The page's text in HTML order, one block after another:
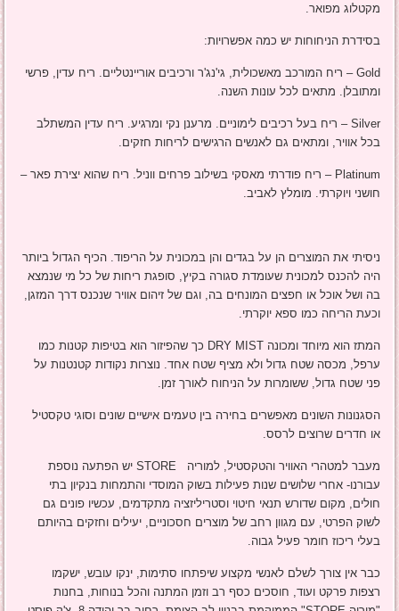
מקטלוג מפואר.
בסידרת הניחוחות יש כמה אפשרויות:
Gold – ריח המורכב מאשכולית, גי'נג'ר ורכיבים אוריינטליים. ריח עדין, פרשי
ומתובלן. מתאים לכל עונות השנה.
Silver – ריח בעל רכיבים לימוניים. מרענן נקי ומרגיע. ריח עדין המשתלב
בכל אוויר, ומתאים גם לאנשים הרגישים לריחות חזקים.
Platinum – ריח פודרתי מאסקי בשילוב פרחים ווניל. ריח שהוא יצירת פאר –
חושני ויוקרתי. מומלץ לאביב.
ניסיתי את המוצרים הן על בגדים והן במכונית על הריפוד. הכיף הגדול ביותר
היה להכנס למכונית שעומדת סגורה בקיץ, סופגת ריחות של כל מי שנמצא
בה ושל אוכל או חפצים המונחים בה, וגם של זיהום אוויר שנכנס דרך המזגן,
וכעת הריחה כמו ספא יוקרתי.
המתז הוא מיוחד ומכונה DRY MIST כך שהפיזור הוא בטיפות קטנות כמו
ערפל, מכסה שטח גדול ולא מציף שטח אחד. נוצרות נקודות קטנטנות על
פני שטח גדול, ששומרות על הניחוח לאורך זמן.
הסגנונות השונים מאפשרים בחירה בין טעמים אישיים שונים וסוגי טקסטיל
או חדרים שרוצים לרסס.
מעבר למטהרי האוויר והטקסטיל, למוריה STORE יש הפתעה נוספת
עבורנו- אחרי שלושים שנות פעילות בשוק המוסדי והתמחות בנקיון בתי
חולים, מקום שדורש תנאי חיטוי וסטריליזציה מתקדמים, עכשיו פונים גם
לשוק הפרטי, עם מגוון רחב של מוצרים חסכוניים, יעילים וחזקים בהיותם
בעלי ריכוז חומר פעיל גבוה.
כבר אין צורך לשלם לאנשי מקצוע שיפתחו סתימות, ינקו עובש, ישקמו
רצפות פרקט ועוד, חוסכים כסף רב וזמן המתנה והכל בנוחות, בחנות